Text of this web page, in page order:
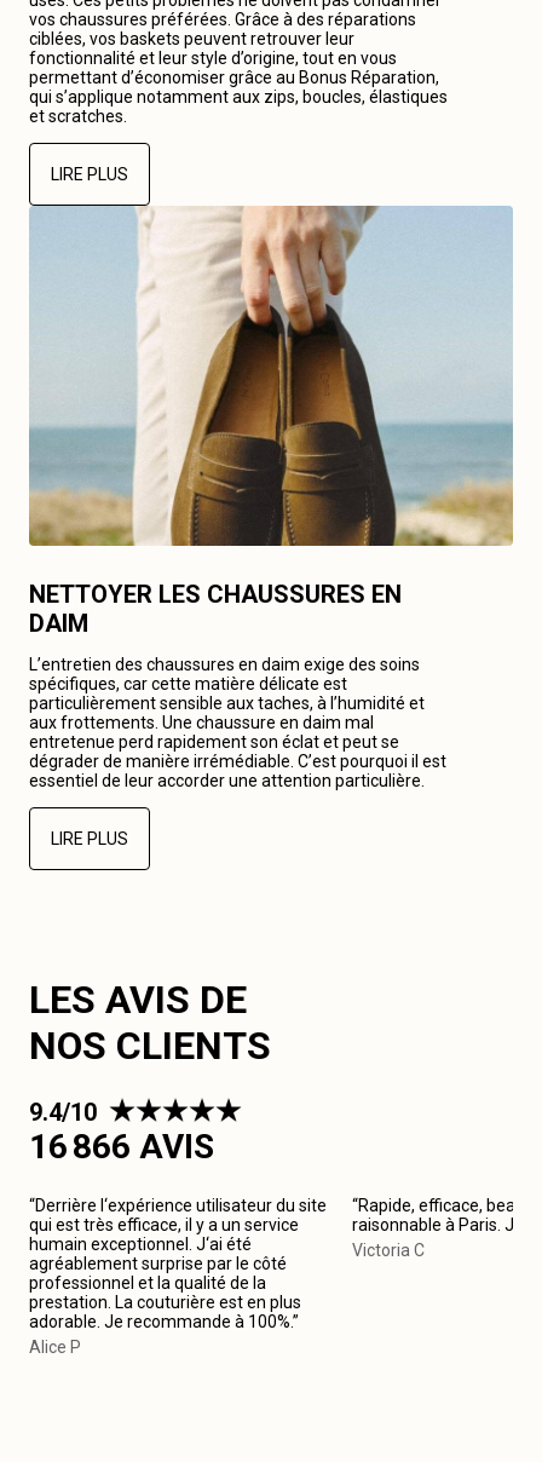
vos chaussures préférées. Grâce à des réparations
ciblées, vos baskets peuvent retrouver leur
fonctionnalité et leur style d’origine, tout en vous
permettant d’économiser grâce au Bonus Réparation,
qui s’applique notamment aux zips, boucles, élastiques
et scratches.
LIRE PLUS
NETTOYER LES CHAUSSURES EN
DAIM
L’entretien des chaussures en daim exige des soins
spécifiques, car cette matière délicate est
particulièrement sensible aux taches, à l’humidité et
aux frottements. Une chaussure en daim mal
entretenue perd rapidement son éclat et peut se
dégrader de manière irrémédiable. C’est pourquoi il est
essentiel de leur accorder une attention particulière.
LIRE PLUS
LES AVIS DE
NOS CLIENTS
9.4/10
16 866 AVIS
“Derrière l‘expérience utilisateur du site
qui est très efficace, il y a un service
humain exceptionnel. J‘ai été
agréablement surprise par le côté
professionnel et la qualité de la
prestation. La couturière est en plus
adorable. Je recommande à 100%.”
Alice P
“Rapide, efficace, beau
raisonnable à Paris. Je
Victoria C